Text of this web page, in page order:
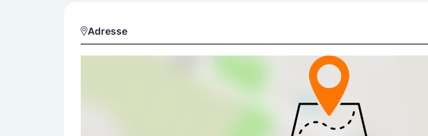
Adresse